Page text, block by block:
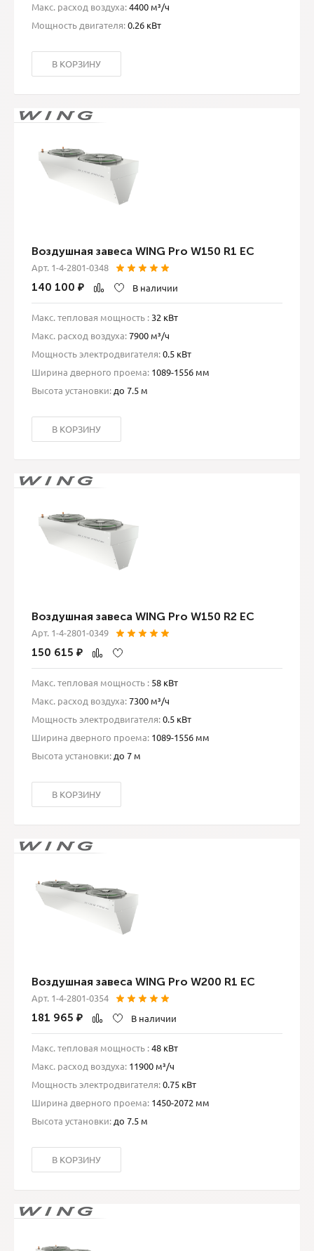
Макс. расход воздуха:4400 м³/ч
Мощность двигателя:0.26 кВт
В КОРЗИНУ
Воздушная завеса WING Pro W150 R1 EC
Арт. 1-4-2801-0348
140 100 ₽ В наличии
Макс. тепловая мощность : 32 кВт
Макс. расход воздуха:7900 м³/ч
Мощность электродвигателя:0.5 кВт
Ширина дверного проема: 1089-1556 мм
Высота установки: до 7.5 м
В КОРЗИНУ
Воздушная завеса WING Pro W150 R2 EC
Арт. 1-4-2801-0349
150 615 ₽
Макс. тепловая мощность : 58 кВт
Макс. расход воздуха:7300 м³/ч
Мощность электродвигателя:0.5 кВт
Ширина дверного проема: 1089-1556 мм
Высота установки: до 7 м
В КОРЗИНУ
Воздушная завеса WING Pro W200 R1 EC
Арт. 1-4-2801-0354
181 965 ₽ В наличии
Макс. тепловая мощность :48 кВт
Макс. расход воздуха: 11900 м³/ч
Мощность электродвигателя:0.75 кВт
Ширина дверного проема: 1450-2072 мм
Высота установки: до 7.5 м
В КОРЗИНУ